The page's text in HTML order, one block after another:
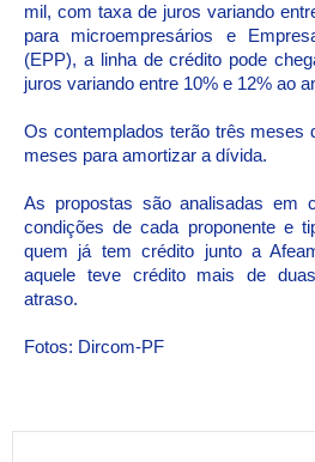
mil, com taxa de juros variando
para microempresários e
(EPP), a linha de crédito pode
juros variando entre 10% e 12% ao
Os contemplados terão três meses
meses para amortizar a dívida.
As propostas são analisadas em
condições de cada proponente e
quem já tem crédito junto a
aquele teve crédito mais de
atraso.
Fotos: Dircom-PF